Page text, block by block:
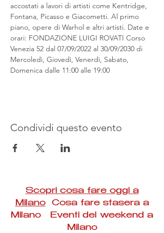
accostati a lavori di artisti come Kentridge,
Fontana, Picasso e Giacometti. Al primo
piano, opere di Warhol e altri artisti. Date e
orari: FONDAZIONE LUIGI ROVATI Corso
Venezia 52 dal 07/09/2022 al 30/09/2030 di
Mercoledì, Giovedì, Venerdì, Sabato,
Domenica dalle 11:00 alle 19:00
Condividi questo evento
Scopri cosa fare oggi a
MilanoCosa fare stasera a
Milano Eventi del weekend a
Milano